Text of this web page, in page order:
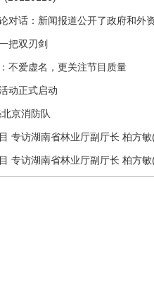
对话：新闻报道公开了政府和外
把双刃剑
不爱虚名，更关注节目质量
动正式启动
京消防队
专访湖南省林业厅副厅长 柏方
专访湖南省林业厅副厅长 柏方